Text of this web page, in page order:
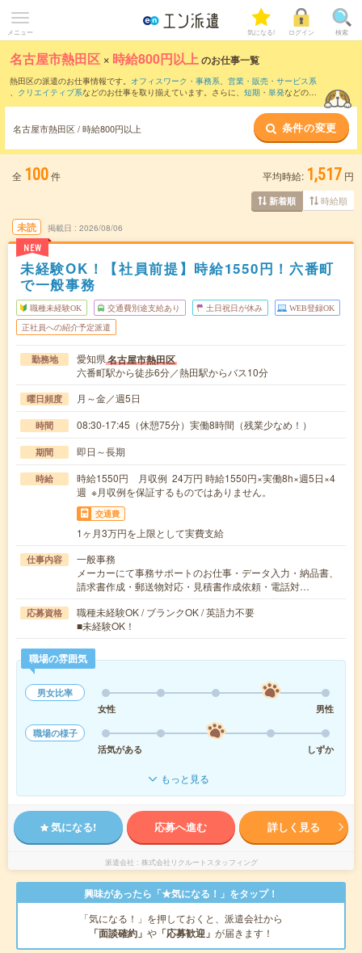
メニュー 気になる! ログイン 検索
名古屋市熱田区 × 時給800円以上のお仕事一覧
熱田区の派遣のお仕事情報です。 オフィスワーク・事務系、 営業・販売・サービス系
、 クリエイティブ系などのお仕事を取り揃えています。さらに、 短期 ・ 単発などの期
時給1150円以上・ 1800円以上の求人はこちら
当サイトでは法令を遵守し、最低賃金以上の求人のみを掲載しています。
名古屋市熱田区 / 時給800円以上 条件の変更
全 100件 平均時給: 1,517 円
新着順 時給順
未読
NEW
掲載日 2026/08/06
未経験OK！【社員前提】時給1550円！六番町
で一般事務
職種未経験OK 交通費別途支給あり 土日祝日が休み WEB登録OK
正社員への紹介予定派遣
勤務地 愛知県名古屋市熱田区
六番町駅から徒歩6分／熱田駅からバス10分
曜日頻度 月～金／週5日
時間 08:30-17:45（休憩75分）実働8時間（残業少なめ！）
期間 即日～長期
時給
時給1550円 月収例 24万円 時給1550円×実働8h×週5日×4
週 ※月収例を保証するものではありません。
交通費
1ヶ月3万円を上限として実費支給
仕事内容
一般事務
メーカーにて事務サポートのお仕事・データ入力・納品書、
請求書作成・郵送物対応・見積書作成依頼・電話対…
応募資格
職種未経験OK / ブランクOK / 英語力不要
■未経験OK！
職場の雰囲気
男女比率
女性
男性
職場の様子
活気がある
しずか
もっと見る
気になる! 応募へ進む 詳しく見る
派遣会社 株式会社リクルートスタッフィング
興味があったら「★気になる！」をタップ！
「気になる！」を押しておくと、派遣会社から
「面談確約」 や 「応募歓迎」 が届きます！